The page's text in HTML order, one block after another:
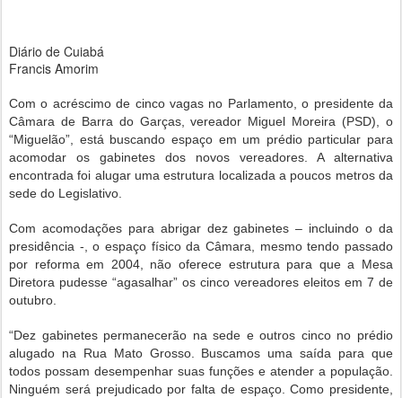
Diário de Cuiabá
Francis Amorim
Com o acréscimo de cinco vagas no Parlamento, o presidente da
Câmara de Barra do Garças, vereador Miguel Moreira (PSD), o
“Miguelão”, está buscando espaço em um prédio particular para
acomodar os gabinetes dos novos vereadores. A alternativa
encontrada foi alugar uma estrutura localizada a poucos metros da
sede do Legislativo.
Com acomodações para abrigar dez gabinetes – incluindo o da
presidência -, o espaço físico da Câmara, mesmo tendo passado
por reforma em 2004, não oferece estrutura para que a Mesa
Diretora pudesse “agasalhar” os cinco vereadores eleitos em 7 de
outubro.
“Dez gabinetes permanecerão na sede e outros cinco no prédio
alugado na Rua Mato Grosso. Buscamos uma saída para que
todos possam desempenhar suas funções e atender a população.
Ninguém será prejudicado por falta de espaço. Como presidente,